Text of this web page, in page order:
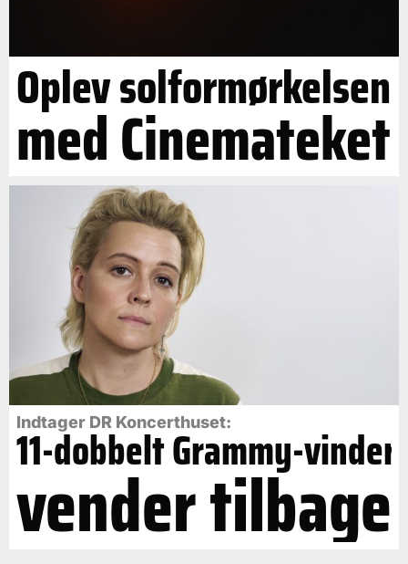
Oplev solformørkelsen
med Cinemateket
Indtager DR Koncerthuset:
11-dobbelt Grammy-vinder
vender tilbage